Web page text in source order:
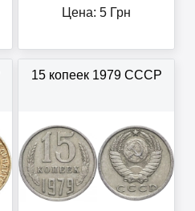
Цена: 5 Грн
15 копеек 1979 СССР